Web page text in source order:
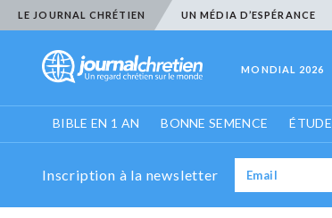
LE JOURNAL CHRÉTIEN UN MÉDIA D’ESPÉRANCE
MONDIAL 2026
BIBLE EN 1 AN BONNE SEMENCE
Inscription à la newsletter